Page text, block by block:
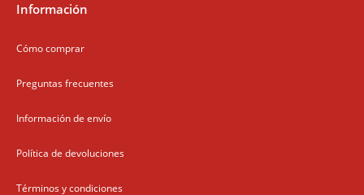
Información
Cómo comprar
Preguntas frecuentes
Información de envío
Política de devoluciones
Términos y condiciones